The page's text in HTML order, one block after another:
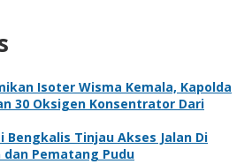
Isoter Wisma Kemala, Kapolda
30 Oksigen Konsentrator Dari
Bengkalis Tinjau Akses Jalan Di
dan Pematang Pudu